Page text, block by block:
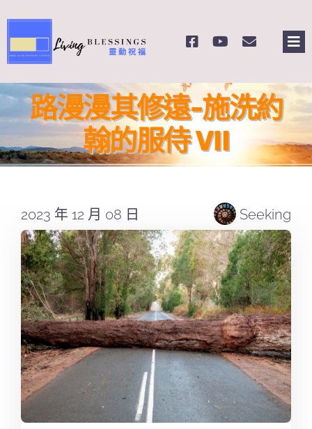
to
content
關於我們
奉獻支持
課程報名
Search
for:
路漫漫其修遠-施洗約
翰的服侍 VII
2023 年 12 月 08 日 Seeking